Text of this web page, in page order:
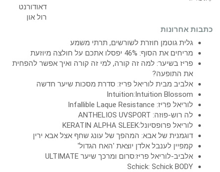
כתבות אחרונות
גלית גוטמן חוזרת לשורשים, תרתי משמע
מריחים את הסוף: 46% יפסלו אתכם על חולצה מיוזעת
פריז בשיער: למה זה קורה, למי זה קורה ואיך אפשר להפחית
את התופעה?
אלביב מבית לוריאל פריז: סדרת מסכות שיער חדשה
Intuition:Intuition Blossom
לוריאל פריז: Infallible Laque Resistance
לה רוש-פוזה: ANTHELIOS UVSPORT
לוריאל פרופסיונל:KERATIN ALPHA SLEEK
דוגמנית של אבא: המהפך של עונג שחף אצל אבא ירין
קמפיין לענבל אלדן יוצאת 'האח הגדול'
אלביב-לוריאל פריז:סרום ומרכך שיער ULTIMATE
Schick: Schick BODY